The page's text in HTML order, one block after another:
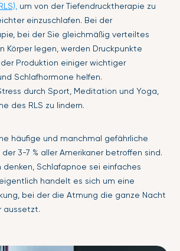
um von der Tiefendrucktherapie zu
einzuschlafen. Bei der
bei der Sie gleichmäßig verteiltes
Körper legen, werden Druckpunkte
Produktion einiger wichtiger
Schlafhormone helfen.
durch Sport, Meditation und Yoga,
des RLS zu lindern.
häufige und manchmal gefährliche
3-7 % aller Amerikaner betroffen sind.
denken, Schlafapnoe sei einfaches
handelt es sich um eine
bei der die Atmung die ganze Nacht
aussetzt.